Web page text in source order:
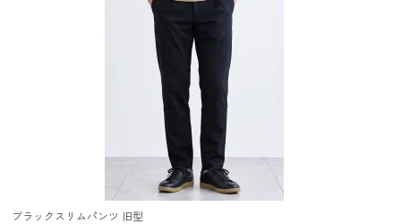
ブラックスリムパンツ 旧型